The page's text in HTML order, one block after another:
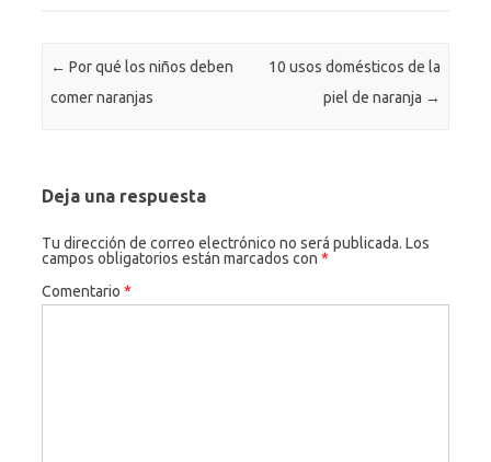
Navegación de entradas
← Por qué los niños deben
comer naranjas
10 usos domésticos de la
piel de naranja →
Deja una respuesta
Tu dirección de correo electrónico no será publicada. Los
campos obligatorios están marcados con *
Comentario *